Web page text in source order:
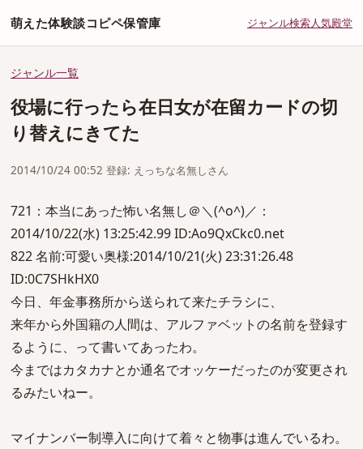
萌えた体験談コピペ保管庫 ジャンル検索人気殿堂
ジャンル一覧
役場に行ったら在日女が在留カードの切
り替えにきてた
2014/10/24 00:52 登録: えっちな名無しさん
721：本当にあった怖い名無し＠＼(^o^)／：
2014/10/22(水) 13:25:42.99 ID:Ao9QxCkc0.net
822 名前:可愛い奥様:2014/10/21(火) 23:31:26.48
ID:0C7SHkHX0
今日、年金事務所から送られて来たチラシに、
来年から外国籍の人間は、アルファベットの名前を登録す
るように、って書いてあったわ。
今まではカタカナとか通名でオッケーだったのが変更され
るみたいねー。
マイナンバー制導入に向けて着々と物事は進んでいるわ。